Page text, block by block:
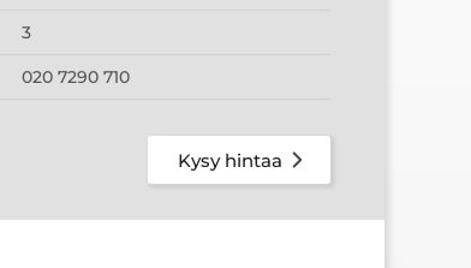
3
020 7290 710
Kysy hintaa